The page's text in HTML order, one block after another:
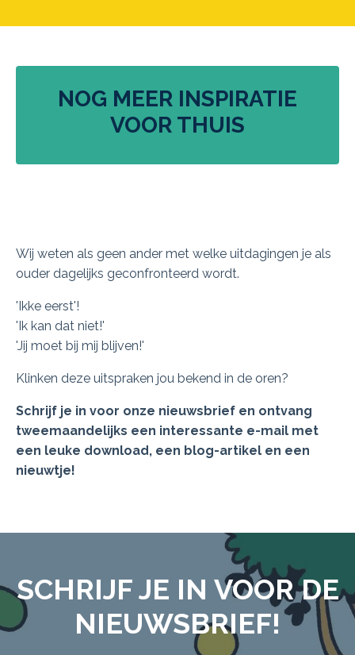
NOG MEER INSPIRATIE
VOOR THUIS
Wij weten als geen ander met welke uitdagingen je als
ouder dagelijks geconfronteerd wordt.
'Ikke eerst'!
'Ik kan dat niet!'
'Jij moet bij mij blijven!'
Klinken deze uitspraken jou bekend in de oren?
Schrijf je in voor onze nieuwsbrief en ontvang
tweemaandelijks een interessante e-mail met
een leuke download, een blog-artikel en een
nieuwtje!
SCHRIJF JE IN VOOR DE
NIEUWSBRIEF!